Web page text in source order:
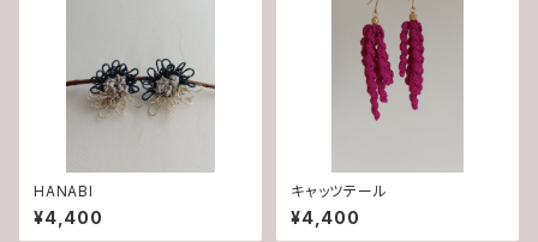
HANABI
¥4,400
キャッツテール
¥4,400